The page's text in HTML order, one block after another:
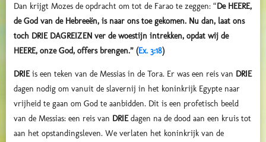
Dan krijgt Mozes de opdracht om tot de Farao te zeggen: “De HEERE,
de God van de Hebreeën, is naar ons toe gekomen. Nu dan, laat ons
toch DRIE DAGREIZEN ver de woestijn intrekken, opdat wij de
HEERE, onze God, offers brengen.” (Ex. 3:18)
DRIEis een teken van de Messias in de Tora. Er was een reis van DRIE
dagen nodig om vanuit de slavernij in het koninkrijk Egypte naar
vrijheid te gaan om God te aanbidden. Dit is een profetisch beeld
van de Messias: een reis van DRIEdagen na de dood aan een kruis tot
aan het opstandingsleven. We verlaten het koninkrijk van de